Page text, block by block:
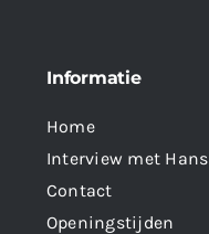
Informatie
Home
Interview met
Contact
Openingstijden